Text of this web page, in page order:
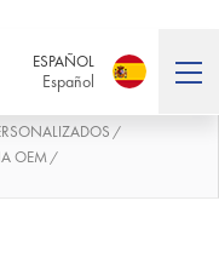
ESPAÑOL
Español
DEUTSCH
Deutsch
/
OEM /